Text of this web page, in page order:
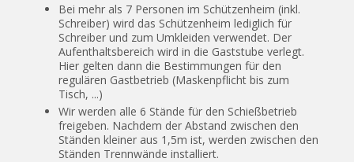
Bei mehr als 7 Personen im Schützenheim (inkl.
Schreiber) wird das Schützenheim lediglich für
Schreiber und zum Umkleiden verwendet. Der
Aufenthaltsbereich wird in die Gaststube verlegt.
Hier gelten dann die Bestimmungen für den
regulären Gastbetrieb (Maskenpflicht bis zum
Tisch, ...)
Wir werden alle 6 Stände für den Schießbetrieb
freigeben. Nachdem der Abstand zwischen den
Ständen kleiner aus 1,5m ist, werden zwischen den
Ständen Trennwände installiert.